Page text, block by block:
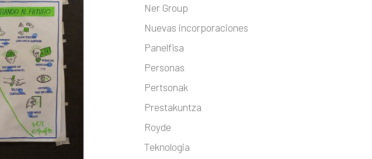
Ner Group
Nuevas incorporaciones
Panelfisa
Personas
Pertsonak
Prestakuntza
Royde
Teknologia